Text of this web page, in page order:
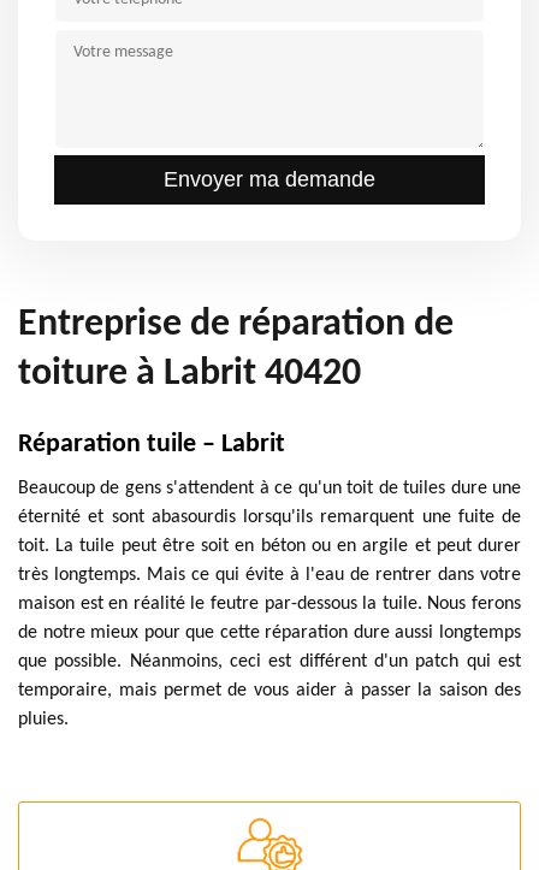
Entreprise de réparation de
toiture à Labrit 40420
Réparation tuile – Labrit
Beaucoup de gens s'attendent à ce qu'un toit de tuiles dure une
éternité et sont abasourdis lorsqu'ils remarquent une fuite de
toit. La tuile peut être soit en béton ou en argile et peut durer
très longtemps. Mais ce qui évite à l'eau de rentrer dans votre
maison est en réalité le feutre par-dessous la tuile. Nous ferons
de notre mieux pour que cette réparation dure aussi longtemps
que possible. Néanmoins, ceci est différent d'un patch qui est
temporaire, mais permet de vous aider à passer la saison des
pluies.